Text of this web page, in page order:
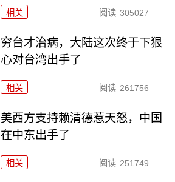
相关 阅读 305027
穷台才治病，大陆这次终于下狠
心对台湾出手了
相关 阅读 261756
美西方支持赖清德惹天怒，中国
在中东出手了
相关 阅读 251749